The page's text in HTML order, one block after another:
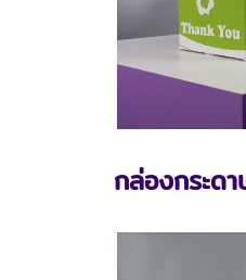
กล่องกระด